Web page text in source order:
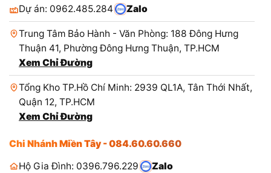
Dự án: 0962.485.284 Zalo
Trung Tâm Bảo Hành - Văn Phòng: 188 Đông Hưng
Thuận 41, Phường Đông Hưng Thuận, TP.HCM
Xem Chỉ Đường
Tổng Kho TP.Hồ Chí Minh: 2939 QL1A, Tân Thới Nhất,
Quận 12, TP.HCM
Xem Chỉ Đường
Chi Nhánh Miền Tây - 084.60.60.660
Hộ Gia Đình: 0396.796.229
Zalo